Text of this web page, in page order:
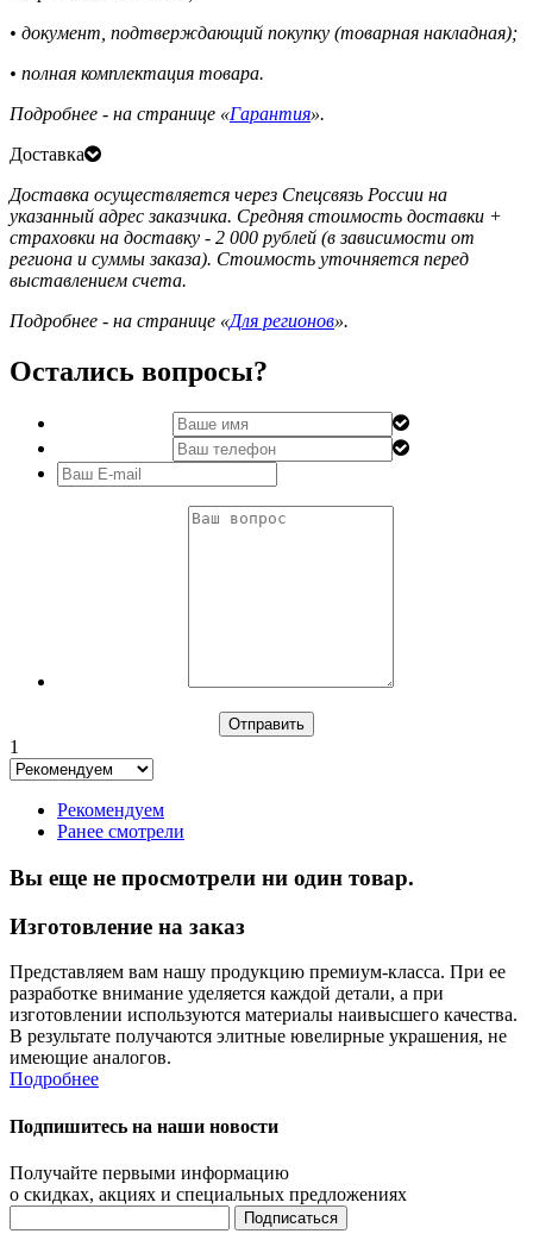
• документ, подтверждающий покупку (товарная накладная);
• полная комплектация товара.
Подробнее - на странице «Гарантия».
Доставка
Доставка осуществляется через Спецсвязь России на
указанный адрес заказчика. Средняя стоимость доставки +
страховки на доставку - 2 000 рублей (в зависимости от
региона и суммы заказа). Стоимость уточняется перед
выставлением счета.
Подробнее - на странице «Для регионов».
Остались вопросы?
1
Рекомендуем
Ранее смотрели
Вы еще не просмотрели ни один товар.
Изготовление на заказ
Представляем вам нашу продукцию премиум-класса. При ее
разработке внимание уделяется каждой детали, а при
изготовлении используются материалы наивысшего качества.
В результате получаются элитные ювелирные украшения, не
имеющие аналогов.
Подробнее
Подпишитесь на наши новости
Получайте первыми информацию
о скидках, акциях и специальных предложениях